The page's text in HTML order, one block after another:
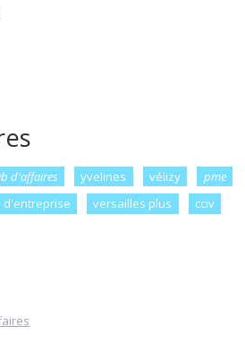
d'affaires yvelines vélizy
pme
d'entreprise versailles plus
cciv